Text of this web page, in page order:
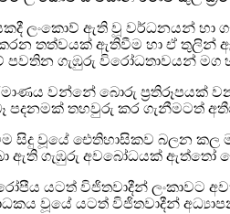
ලංකාෙව් ඇති වූ වර්ධනයන් හා
කරන තත්වයක් ඇතිවීම හා ඒ
ගැඹුරු විරෝධතාවයන් මග
වන්නේ බොරු ප‍්‍රතිරූපයක්
පදනමක් තහවුරු කර ගැනීමටත්
සිදු වූයේ ඓතිහාසිකව බලන කල
ඇති ගැඹුරු අවබෝධයක් ඇත්තෝ
යටත් විජිතවාදීන් ලංකාවට
වූයේ යටත් විජිතවාදීන්